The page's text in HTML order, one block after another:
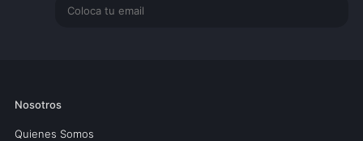
Nosotros
Quienes Somos